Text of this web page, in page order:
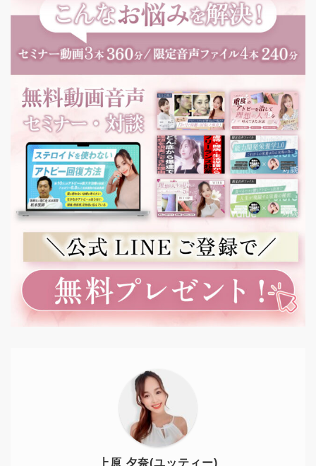
上原 夕奈(ユッティー)